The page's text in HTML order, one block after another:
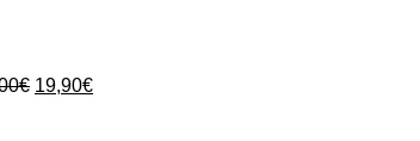
€ Il
19,90€Il